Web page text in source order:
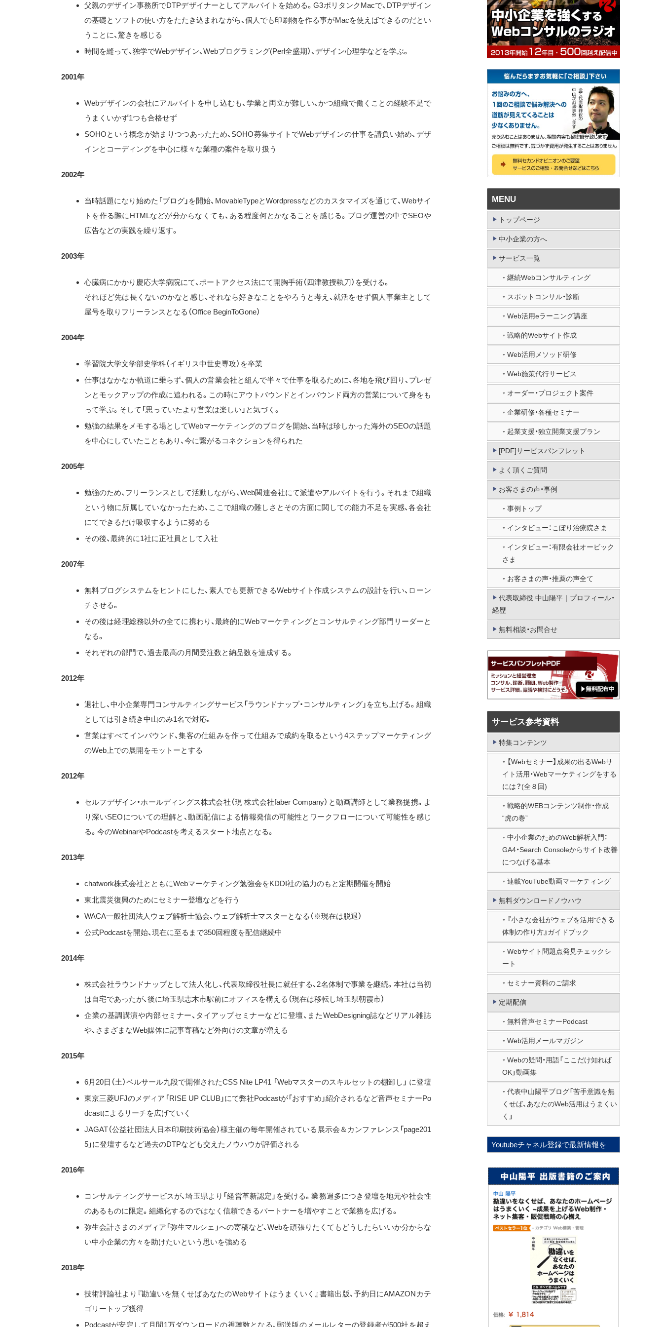
父親のデザイン事務所でDTPデザイナーとしてアルバイトを始める。G3ポリタンクMacで、DTPデザイン
の基礎とソフトの使い方をたたき込まれながら、個人でも印刷物を作る事がMacを使えばできるのだとい
うことに、驚きを感じる
時間を縫って、独学でWebデザイン、Webプログラミング(Perl全盛期）、デザイン心理学などを学ぶ。
2001年
Webデザインの会社にアルバイトを申し込むも、学業と両立が難しい、かつ組織で働くことの経験不足で
うまくいかず1つも合格せず
SOHOという概念が始まりつつあったため、SOHO募集サイトでWebデザインの仕事を請負い始め、デザ
インとコーディングを中心に様々な業種の案件を取り扱う
2002年
当時話題になり始めた「ブログ」を開始、MovableTypeとWordpressなどのカスタマイズを通じて、Webサイ
トを作る際にHTMLなどが分からなくても、ある程度何とかなることを感じる。ブログ運営の中でSEOや
広告などの実践を繰り返す。
2003年
心臓病にかかり慶応大学病院にて、ポートアクセス法にて開胸手術（四津教授執刀）を受ける。
それほど先は長くないのかなと感じ、それなら好きなことをやろうと考え、就活をせず個人事業主として
屋号を取りフリーランスとなる（Office BeginToGone）
2004年
学習院大学文学部史学科（イギリス中世史専攻）を卒業
仕事はなかなか軌道に乗らず、個人の営業会社と組んで半々で仕事を取るために、各地を飛び回り、プレゼ
ンとモックアップの作成に追われる。この時にアウトバウンドとインバウンド両方の営業について身をも
って学ぶ。そして「思っていたより営業は楽しい」と気づく。
勉強の結果をメモする場としてWebマーケティングのブログを開始、当時は珍しかった海外のSEOの話題
を中心にしていたこともあり、今に繋がるコネクションを得られた
2005年
勉強のため、フリーランスとして活動しながら、Web関連会社にて派遣やアルバイトを行う。それまで組織
という物に所属していなかったため、ここで組織の難しさとその方面に関しての能力不足を実感、各会社
にてできるだけ吸収するように努める
その後、最終的に1社に正社員として入社
2007年
無料ブログシステムをヒントにした、素人でも更新できるWebサイト作成システムの設計を行い、ローン
チさせる。
その後は経理総務以外の全てに携わり、最終的にWebマーケティングとコンサルティング部門リーダーと
なる。
それぞれの部門で、過去最高の月間受注数と納品数を達成する。
2012年
退社し、中小企業専門コンサルティングサービス「ラウンドナップ・コンサルティング」を立ち上げる。組織
としては引き続き中山のみ1名で対応。
営業はすべてインバウンド、集客の仕組みを作って仕組みで成約を取るという4ステップマーケティング
のWeb上での展開をモットーとする
2012年
セルフデザイン・ホールディングス株式会社（現 株式会社faber Company）と動画講師として業務提携。よ
り深いSEOについての理解と、動画配信による情報発信の可能性とワークフローについて可能性を感じ
る。今のWebinarやPodcastを考えるスタート地点となる。
2013年
chatwork株式会社とともにWebマーケティング勉強会をKDDI社の協力のもと定期開催を開始
東北震災復興のためにセミナー登壇などを行う
WACA一般社団法人ウェブ解析士協会、ウェブ解析士マスターとなる（※現在は脱退）
公式Podcastを開始、現在に至るまで350回程度を配信継続中
2014年
株式会社ラウンドナップとして法人化し、代表取締役社長に就任する、2名体制で事業を継続。本社は当初
は自宅であったが、後に埼玉県志木市駅前にオフィスを構える（現在は移転し埼玉県朝霞市）
企業の基調講演や内部セミナー、タイアップセミナーなどに登壇、またWebDesigning誌などリアル雑誌
や、さまざまなWeb媒体に記事寄稿など外向けの文章が増える
2015年
6月20日（土）ベルサール九段で開催されたCSS Nite LP41 「Webマスターのスキルセットの棚卸し」 に登壇
東京三菱UFJのメディア「RISE UP CLUB」にて弊社Podcastが「おすすめ」紹介されるなど音声セミナーPo
dcastによるリーチを広げていく
JAGAT（公益社団法人日本印刷技術協会）様主催の毎年開催されている展示会＆カンファレンス「page201
5」に登壇するなど過去のDTPなども交えたノウハウが評価される
2016年
コンサルティングサービスが、埼玉県より「経営革新認定」を受ける。業務過多につき登壇を地元や社会性
のあるものに限定。組織化するのではなく信頼できるパートナーを増やすことで業務を広げる。
弥生会計さまのメディア「弥生マルシェ」への寄稿など、Webを頑張りたくてもどうしたらいいか分からな
い中小企業の方々を助けたいという思いを強める
2018年
技術評論社より『勘違いを無くせばあなたのWebサイトはうまくいく』書籍出版、予約日にAMAZONカテ
ゴリートップ獲得
Podcastが安定して月間1万ダウンロードの視聴数となる、郵送版のメールレターの登録者が500社を超え
MENU
トップページ
中小企業の方へ
サービス一覧
継続Webコンサルティング
スポットコンサル・診断
Web活用eラーニング講座
戦略的Webサイト作成
Web活用メソッド研修
Web施策代行サービス
オーダー・プロジェクト案件
企業研修・各種セミナー
起業支援・独立開業支援プラン
[PDF]サービスパンフレット
よく頂くご質問
お客さまの声・事例
事例トップ
インタビュー：こぼり治療院さま
インタビュー：有限会社オービック
さま
お客さまの声・推薦の声全て
代表取締役 中山陽平｜プロフィール・
経歴
無料相談・お問合せ
サービス参考資料
特集コンテンツ
【Webセミナー】成果の出るWebサ
イト活用・Webマーケティングをする
には？(全８回)
戦略的WEBコンテンツ制作・作成
“虎の巻”
中小企業のためのWeb解析入門：
GA4・Search Consoleからサイト改善
につなげる基本
連載YouTube動画マーケティング
無料ダウンロードノウハウ
『小さな会社がウェブを活用できる
体制の作り方』ガイドブック
Webサイト問題点発見チェックシ
ート
セミナー資料のご請求
定期配信
無料音声セミナーPodcast
Web活用メールマガジン
Webの疑問・用語「ここだけ知れば
OK」動画集
代表中山陽平ブログ「苦手意識を無
くせば、あなたのWeb活用はうまくい
く」
Youtubeチャネル登録で最新情報を